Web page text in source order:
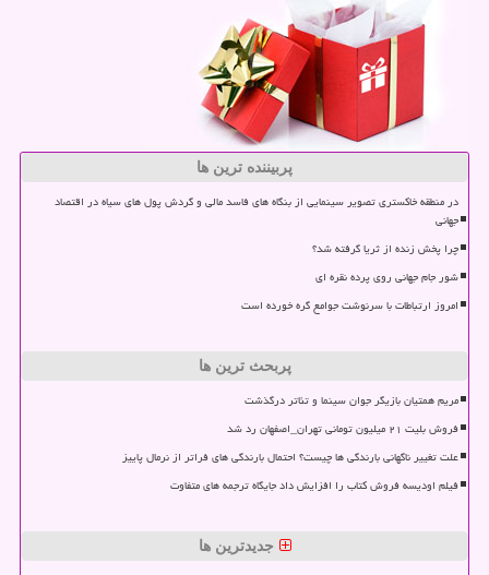
پربیننده ترین ها
در منطقه خاکستری تصویر سینمایی از بنگاه های فاسد مالی و گردش پول های سیاه در اقتصاد
جهانی
چرا پخش زنده از ثریا گرفته شد؟
شور جام جهانی روی پرده نقره ای
امروز ارتباطات با سرنوشت جوامع گره خورده است
پربحث ترین ها
مریم همتیان بازیگر جوان سینما و تئاتر درگذشت
فروش بلیت ۲۱ میلیون تومانی تهران_اصفهان رد شد
علت تغییر ناگهانی بارندگی ها چیست؟ احتمال بارندگی های فراتر از نرمال پاییز
فیلم اودیسه فروش کتاب را افزایش داد جایگاه ترجمه های متفاوت
جدیدترین ها